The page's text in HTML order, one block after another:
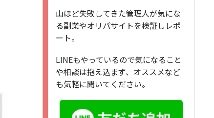
山ほど失敗してきた管理人が気にな
る副業やオリパサイトを検証しレポ
ート。
LINEもやっているので気になること
や相談は抱え込まず、オススメなど
も気軽に聞いてください。